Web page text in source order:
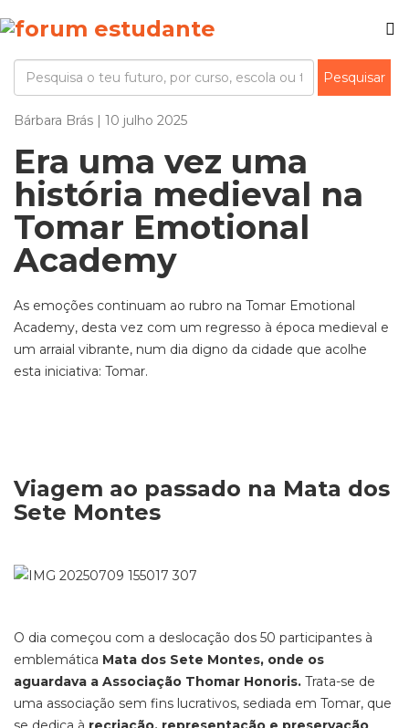
Bárbara Brás | 10 julho 2025
Era uma vez uma
história medieval na
Tomar Emotional
Academy
As emoções continuam ao rubro na Tomar Emotional
Academy, desta vez com um regresso à época medieval e
um arraial vibrante, num dia digno da cidade que acolhe
esta iniciativa: Tomar.
Viagem ao passado na Mata dos
Sete Montes
O dia começou com a deslocação dos 50 participantes à
emblemática Mata dos Sete Montes, onde os
aguardava a Associação Thomar Honoris. Trata-se de
uma associação sem fins lucrativos, sediada em Tomar, que